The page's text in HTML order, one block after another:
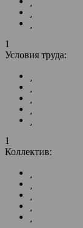
1
Условия труда:
1
Коллектив: